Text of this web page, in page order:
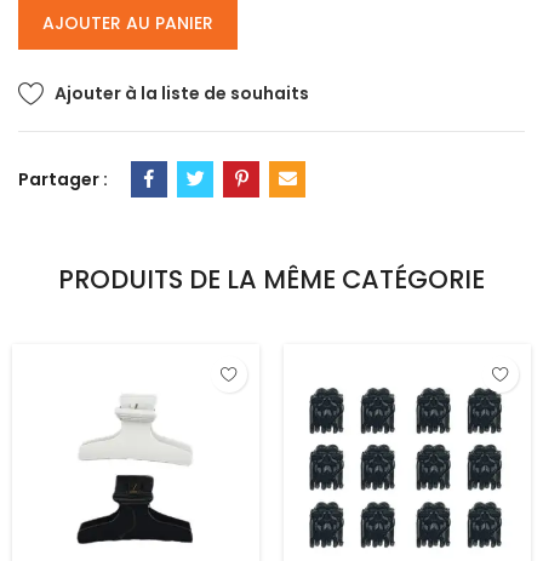
AJOUTER AU PANIER
Ajouter à la liste de souhaits
Partager :
PRODUITS DE LA MÊME CATÉGORIE